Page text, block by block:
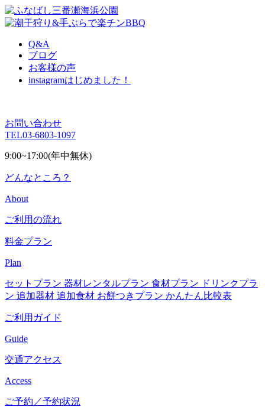
Q&A
ブログ
お客様の声
instagramはじめました！
お問い合わせ
TEL03-6803-1097
9:00~17:00(年中無休)
どんなところ？
About
ご利用の流れ
料金プラン
Plan
セットプラン 器材レンタルプラン 食材プラン ドリンクプラ
ン 追加器材 追加食材 お餅つきプラン かんたん比較表
ご利用ガイド
Guide
交通アクセス
Access
ご予約／予約状況